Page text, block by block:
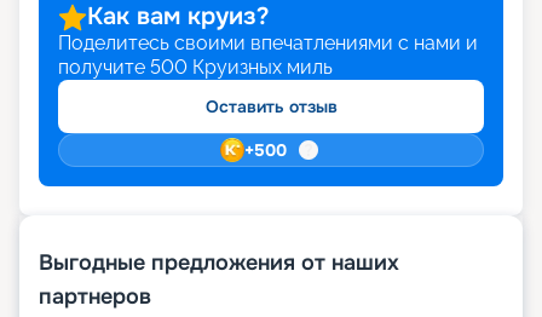
Как вам круиз?
Поделитесь своими впечатлениями с нами и
получите 500 Круизных миль
Оставить отзыв
+500
Выгодные предложения от наших
партнеров